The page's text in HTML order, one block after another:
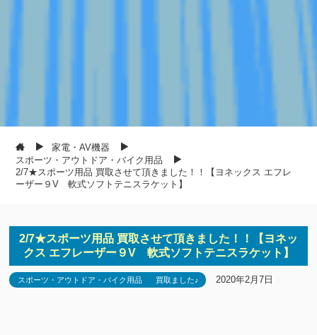
家電・AV機器
スポーツ・アウトドア・バイク用品
2/7★スポーツ用品 買取させて頂きました！！【ヨネックス エフレ
ーザー９V 軟式ソフトテニスラケット】
2/7★スポーツ用品 買取させて頂きました！！【ヨネッ
クス エフレーザー９V 軟式ソフトテニスラケット】
スポーツ・アウトドア・バイク用品 買取ました♪ 2020年2月7日